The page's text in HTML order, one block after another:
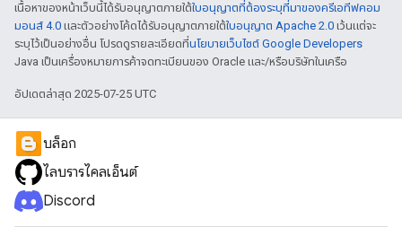
เนื้อหาของหน้าเว็บนี้ได้รับอนุญาตภายใต้ใบอนุญาตที่ต้องระบุที่มาของครีเอทีฟคอม
มอนส์ 4.0 และตัวอย่างโค้ดได้รับอนุญาตภายใต้ใบอนุญาต Apache 2.0 เว้นแต่จะ
ระบุไว้เป็นอย่างอื่น โปรดดูรายละเอียดที่นโยบายเว็บไซต์ Google Developers
Java เป็นเครื่องหมายการค้าจดทะเบียนของ Oracle และ/หรือบริษัทในเครือ
อัปเดตล่าสุด 2025-07-25 UTC
บล็อก
ไลบรารีไคลเอ็นต์
Discord